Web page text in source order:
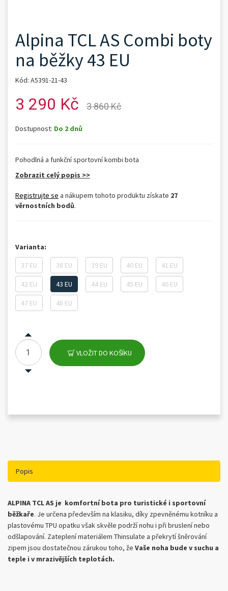
Alpina TCL AS Combi boty
na běžky 43 EU
Kód: A5391-21-43
3 290 Kč 3 860 Kč
Dostupnost: Do 2 dnů
Pohodlná a funkční sportovní kombi bota
Zobrazit celý popis >>
Registrujte se a nákupem tohoto produktu získate 27
věrnostních bodů.
Varianta:
37 EU
38 EU 39 EU 40 EU 41 EU
42 EU 43 EU 44 EU 45 EU 46 EU
47 EU 48 EU
VLOŽIT DO KOŠÍKU
Popis
ALPINA TCL AS je komfortní bota pro turistické i sportovní
běžkaře. Je určena především na klasiku, díky zpevněnému kotníku a
plastovému TPU opatku však skvěle podrží nohu i při bruslení nebo
odšlapování. Zateplení materiálem Thinsulate a překrytí šněrování
zipem jsou dostatečnou zárukou toho, že Vaše noha bude v suchu a
teple i v mrazivějších teplotách.